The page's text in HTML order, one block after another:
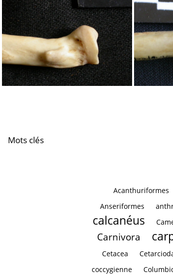
Radius : partie proximale
Mots clés
Acanthuriformes
Anseriformes
calcanéus
Carnivora
Cetacea
coccygienne